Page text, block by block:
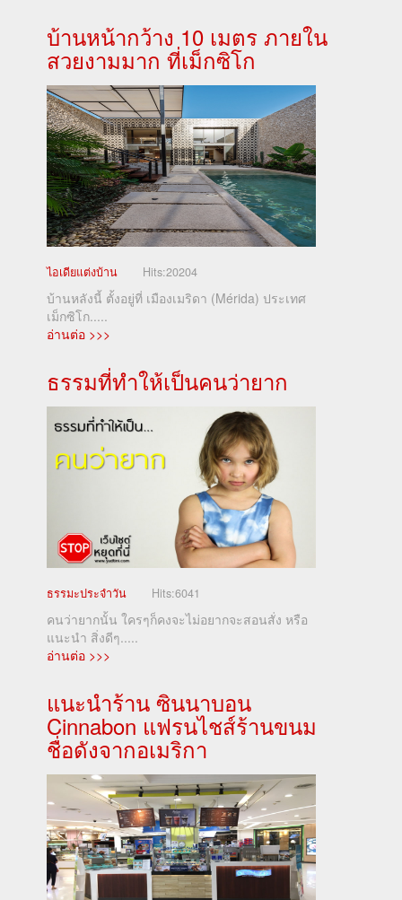
บ้านหน้ากว้าง 10 เมตร ภายใน
สวยงามมาก ที่เม็กซิโก
ไอเดียแต่งบ้าน Hits:20204
บ้านหลังนี้ ตั้งอยู่ที่ เมืองเมริดา (Mérida) ประเทศ
เม็กซิโก.....
อ่านต่อ >>>
ธรรมที่ทำให้เป็นคนว่ายาก
ธรรมะประจำวัน Hits:6041
คนว่ายากนั้น ใครๆก็คงจะไม่อยากจะสอนสั่ง หรือ
แนะนำ สิ่งดีๆ.....
อ่านต่อ >>>
แนะนำร้าน ซินนาบอน
Cinnabon แฟรนไชส์ร้านขนม
ชื่อดังจากอเมริกา